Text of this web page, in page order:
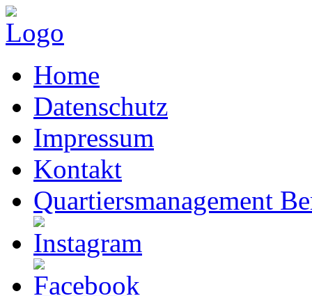
Home
Datenschutz
Impressum
Kontakt
Quartiersmanagement